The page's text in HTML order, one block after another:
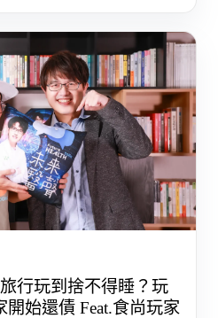
旅行玩到捨不得睡？玩
始還債 Feat.食尚玩家